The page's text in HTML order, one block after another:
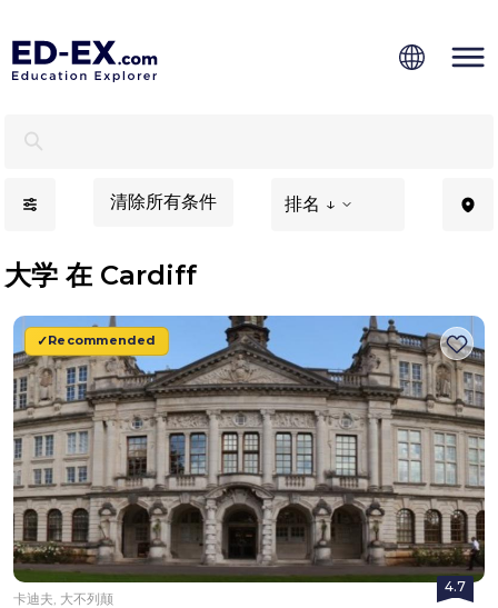
清除所有条件 排名 ↓
大学 在 Cardiff
Recommended
4.7
卡迪夫, 大不列颠